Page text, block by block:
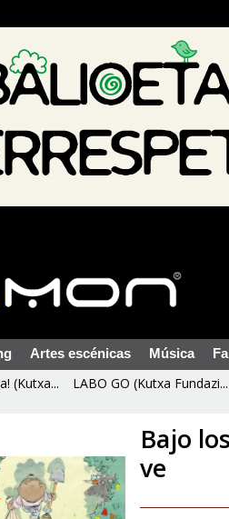
Artes escénicas Música
(Kutxa... LABO GO (Kutxa Fundazi...
Bajo
ve